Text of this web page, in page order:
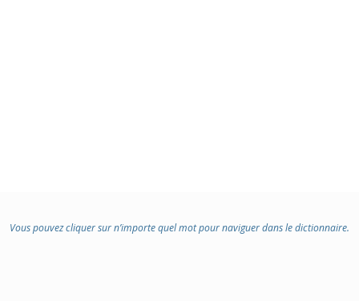
Vous pouvez cliquer sur n’importe quel mot pour naviguer dans le dictionnaire.